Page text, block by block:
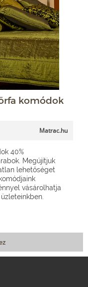
komódok
Matrac.hu
40%
Megújítjuk
lehetőséget
vásárolhatja